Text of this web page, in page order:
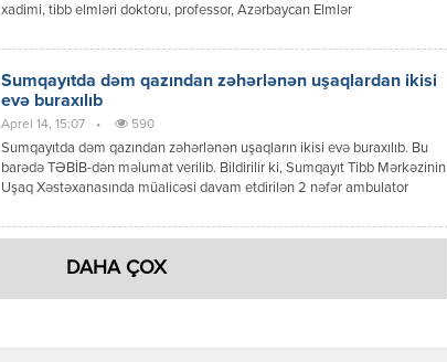
xadimi, tibb elmləri doktoru, professor, Azərbaycan Elmlər
olunmuş şəhid ailələri, qazilər, müharibə iştirakçıları və aztəminatlı ailələr
Ümummilli Lideri Heydər Əliyev, görkəmli oftalmoloq-alim, […]
Sumqayıtda dəm qazından zəhərlənən uşaqlardan ikisi
evə buraxılıb
Aprel 14, 15:07 • 590
Sumqayıtda dəm qazından zəhərlənən uşaqların ikisi evə buraxılıb. Bu
barədə TƏBİB-dən məlumat verilib. Bildirilir ki, Sumqayıt Tibb Mərkəzinin
Uşaq Xəstəxanasında müalicəsi davam etdirilən 2 nəfər ambulator
nəzdindəki Ə.F.Qarayev adına Uşaq Klinik Xəstəxanasında müalicəsi
vəziyyəti isə ağır stabil olaraq qalır”. […]
DAHA ÇOX